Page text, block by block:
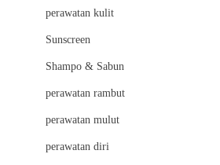
Little Bird Told Me
Little Miss Janis
London Taxi
Love To Dream
M
Magformers
perawatan kulit
Sunscreen
Shampo & Sabun
perawatan rambut
perawatan mulut
perawatan diri